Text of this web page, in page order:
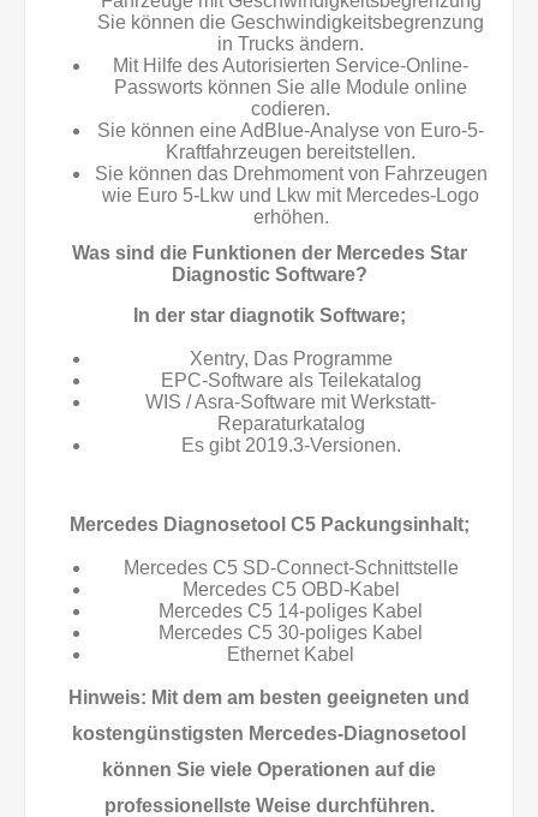
Sie können die Geschwindigkeitsbegrenzung
in Trucks ändern.
Mit Hilfe des Autorisierten Service-Online-
Passworts können Sie alle Module online
codieren.
Sie können eine AdBlue-Analyse von Euro-5-
Kraftfahrzeugen bereitstellen.
Sie können das Drehmoment von Fahrzeugen
wie Euro 5-Lkw und Lkw mit Mercedes-Logo
erhöhen.
Was sind die Funktionen der Mercedes Star
Diagnostic Software?
In der star diagnotik Software;
Xentry, Das Programme
EPC-Software als Teilekatalog
WIS / Asra-Software mit Werkstatt-
Reparaturkatalog
Es gibt 2019.3-Versionen.
Mercedes Diagnosetool C5 Packungsinhalt;
Mercedes C5 SD-Connect-Schnittstelle
Mercedes C5 OBD-Kabel
Mercedes C5 14-poliges Kabel
Mercedes C5 30-poliges Kabel
Ethernet Kabel
Hinweis: Mit dem am besten geeigneten und
kostengünstigsten Mercedes-Diagnosetool
können Sie viele Operationen auf die
professionellste Weise durchführen.